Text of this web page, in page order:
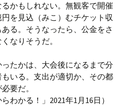
かもしれない。無観客で開催
を見込（みこ）むチケット収
る。そうなったら、公金をさ
なりそうだ。
たかは、大会後になるまで分
いる。支出が適切か、その都
要だ。
わかる！」2021年1月16日）